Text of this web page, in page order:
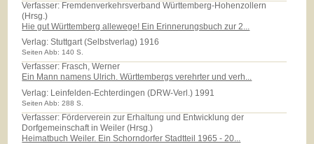
Verfasser: Fremdenverkehrsverband Württemberg-Hohenzollern
(Hrsg.)
Hie gut Württemberg allewege! Ein Erinnerungsbuch zur 2...
Verlag:Stuttgart (Selbstverlag) 1916
Seiten Abb: 140 S.
Verfasser: Frasch, Werner
Ein Mann namens Ulrich. Württembergs verehrter und verh...
Verlag: Leinfelden-Echterdingen (DRW-Verl.) 1991
Seiten Abb: 288 S.
Verfasser: Förderverein zur Erhaltung und Entwicklung der
Dorfgemeinschaft in Weiler (Hrsg.)
Heimatbuch Weiler. Ein Schorndorfer Stadtteil 1965 - 20...